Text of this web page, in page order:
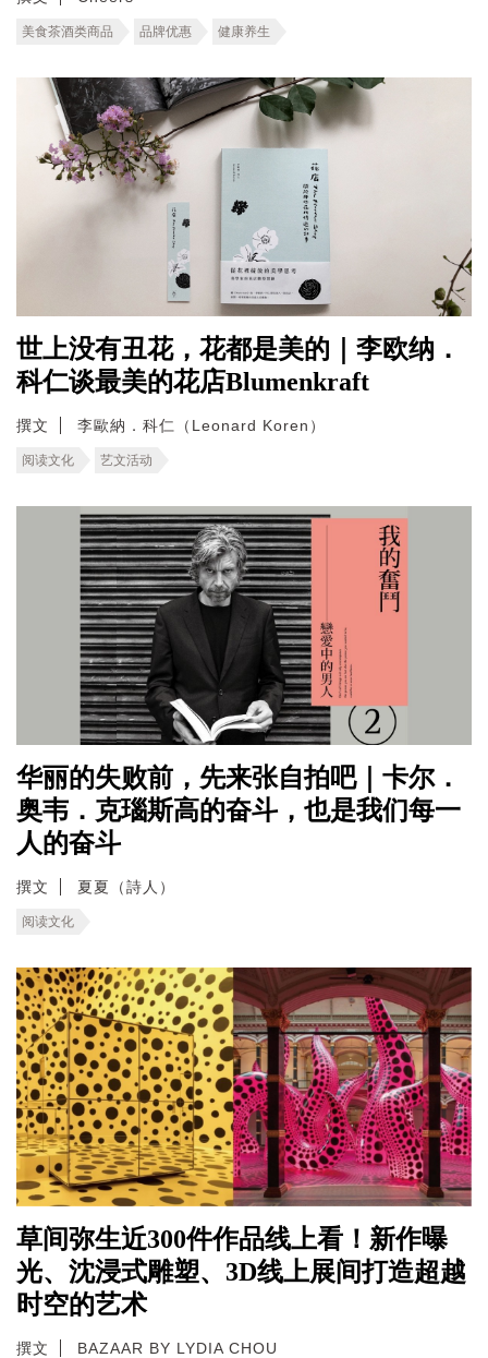
美食茶酒类商品 品牌优惠 健康养生
世上没有丑花，花都是美的｜李欧纳．
科仁谈最美的花店Blumenkraft
撰文 李歐納．科仁（Leonard Koren）
阅读文化 艺文活动
华丽的失败前，先来张自拍吧｜卡尔．
奥韦．克瑙斯高的奋斗，也是我们每一
人的奋斗
撰文 夏夏（詩人）
阅读文化
草间弥生近300件作品线上看！新作曝
光、沈浸式雕塑、3D线上展间打造超越
时空的艺术
撰文 BAZAAR BY LYDIA CHOU